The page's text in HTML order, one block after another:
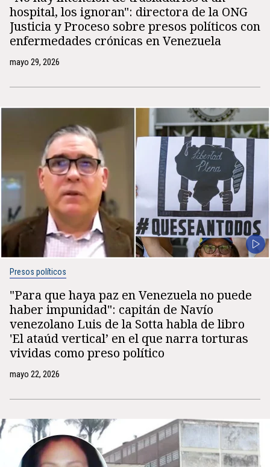
hospital, los ignoran": directora de la ONG
Justicia y Proceso sobre presos políticos con
enfermedades crónicas en Venezuela
mayo 29, 2026
Presos políticos
"Para que haya paz en Venezuela no puede
haber impunidad": capitán de Navío
venezolano Luis de la Sotta habla de libro
'El ataúd vertical’ en el que narra torturas
vividas como preso político
mayo 22, 2026